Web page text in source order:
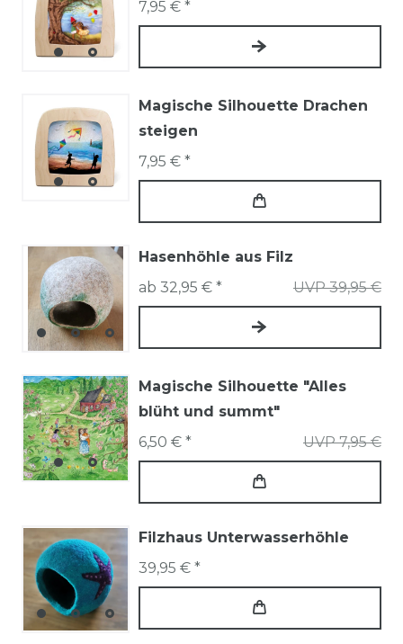
7,95 € *
Magische Silhouette Drachen
steigen
7,95 € *
Hasenhöhle aus Filz
UVP 39,95 €
ab 32,95 € *
Magische Silhouette "Alles
blüht und summt"
UVP 7,95 €
6,50 € *
Filzhaus Unterwasserhöhle
39,95 € *